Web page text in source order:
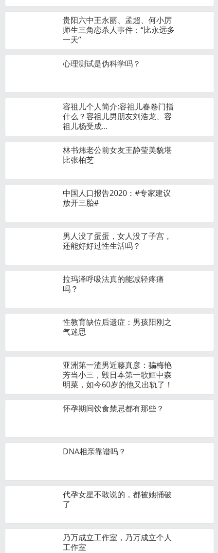
贵阳六中王永丽、孟超、何小厉
师生三角恋杀人事件：“比永远多
一天”
心理测试是伪科学吗？
容祖儿个人简介:容祖儿春卷门指
什么？容祖儿男朋友刘浩龙、容
祖儿杨受成...
林书炜老公前女友王静莹美貌堪
比张柏芝
中国人口报告2020：#专家建议
放开三胎#
男人没了蛋蛋，女人没了子宫，
还能好好过性生活吗？
拉玛泽呼吸法真的能减轻疼痛
吗？
性教育缺位后遗症：男孩阳刚之
气迷思
亚洲第一渣男近藤真彦：骗梅艳
芳当小三，毁日本第一歌姬中森
明菜，如今60岁的他又出轨了！
怀孕期间饮食禁忌都有那些？
DNA相亲靠谱吗？
代孕女星不敢说的，都被她捅破
了
乃万成立工作室，乃万成立个人
工作室